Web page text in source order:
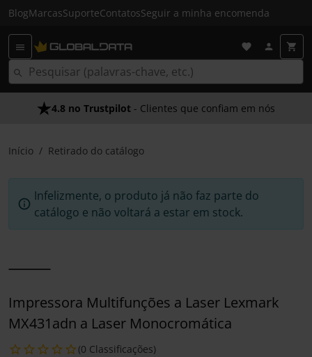
BlogMarcasSuporteContatosSeguir a minha encomenda
4.8 no Trustpilot - Clientes que confiam em nós
Início Retirado do catálogo
Infelizmente, o produto já não faz parte do
catálogo e não voltará a estar em stock.
Impressora Multifunções a Laser Lexmark
MX431adn a Laser Monocromática
(0 Classificações)